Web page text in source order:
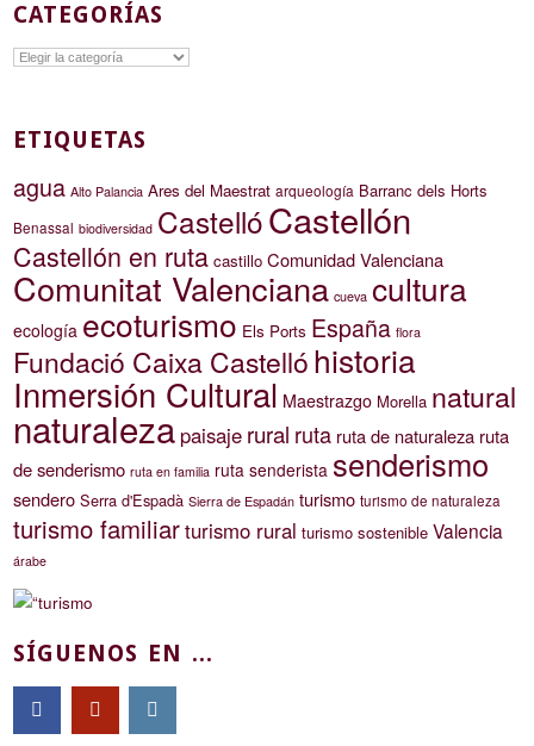
CATEGORÍAS
Categorías
ETIQUETAS
agua Alto Palancia Ares del Maestrat arqueología Barranc dels Horts
Benassal biodiversidad CastellóCastellón
Castellón en ruta castillo Comunidad Valenciana
Comunitat Valenciana cueva cultura
ecología ecoturismo Els Ports España flora
Fundació Caixa Castellóhistoria
Inmersión Cultural Maestrazgo Morella natural
naturaleza paisaje rural ruta ruta de naturaleza ruta
de senderismo ruta en familia ruta senderista senderismo
sendero Serra d'Espadà Sierra de Espadán turismo turismo de naturaleza
turismo familiarturismo rural turismo sostenible Valencia
árabe
SÍGUENOS EN ...